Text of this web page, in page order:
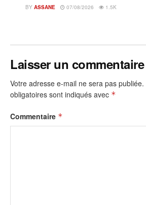
BY ASSANE 07/08/2026 1.5K
Laisser un commentaire
Votre adresse e-mail ne sera pas publiée.
obligatoires sont indiqués avec *
Commentaire *